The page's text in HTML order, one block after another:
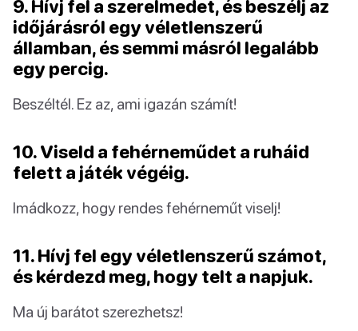
9. Hívj fel a szerelmedet, és beszélj az
időjárásról egy véletlenszerű
államban, és semmi másról legalább
egy percig.
Beszéltél. Ez az, ami igazán számít!
10. Viseld a fehérneműdet a ruháid
felett a játék végéig.
Imádkozz, hogy rendes fehérneműt viselj!
11. Hívj fel egy véletlenszerű számot,
és kérdezd meg, hogy telt a napjuk.
Ma új barátot szerezhetsz!